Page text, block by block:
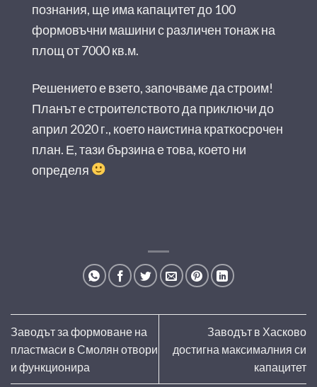
познания, ще има капацитет до 100
формовъчни машини с различен тонаж на
площ от 7000 кв.м.
Решението е взето, започваме да строим!
Планът е строителството да приключи до
април 2020 г., което наистина краткосрочен
план. Е, тази бързина е това, което ни
определя
Заводът за формоване на
пластмаси в Смолян отвори
и функционира
Заводът в Хасково
достигна максималния си
капацитет